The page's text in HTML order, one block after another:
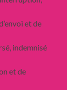
et de
indemnisé
et de